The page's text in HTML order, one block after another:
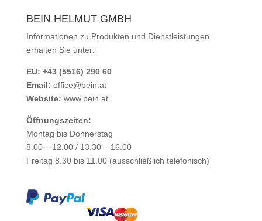
BEIN HELMUT GMBH
Informationen zu Produkten und Dienstleistungen
erhalten Sie unter:
EU: +43 (5516) 290 60
Email: office@bein.at
Website: www.bein.at
Öffnungszeiten:
Montag bis Donnerstag
8.00 – 12.00 / 13.30 – 16.00
Freitag 8.30 bis 11.00 (ausschließlich telefonisch)